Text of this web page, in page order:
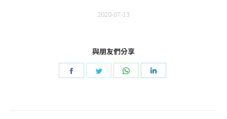
2020-07-13
與朋友們分享
Share
Share
Share